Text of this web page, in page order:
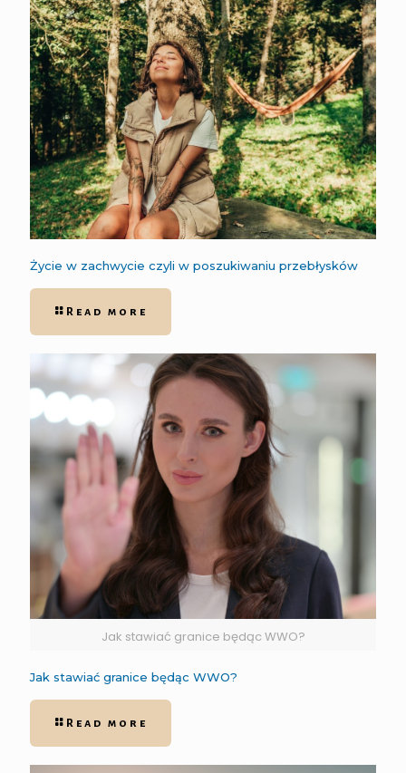
Życie w zachwycie czyli w poszukiwaniu przebłysków
Read more
Jak stawiać granice będąc WWO?
Jak stawiać granice będąc WWO?
Read more